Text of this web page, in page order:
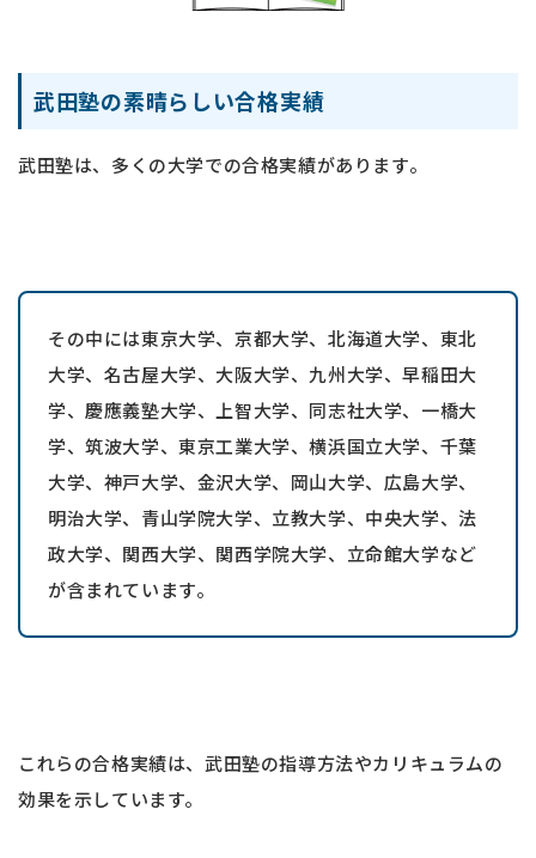
武田塾の素晴らしい合格実績
武田塾は、多くの大学での合格実績があります。
その中には東京大学、京都大学、北海道大学、東北
大学、名古屋大学、大阪大学、九州大学、早稲田大
学、慶應義塾大学、上智大学、同志社大学、一橋大
学、筑波大学、東京工業大学、横浜国立大学、千葉
大学、神戸大学、金沢大学、岡山大学、広島大学、
明治大学、青山学院大学、立教大学、中央大学、法
政大学、関西大学、関西学院大学、立命館大学など
が含まれています。
これらの合格実績は、武田塾の指導方法やカリキュラムの
効果を示しています。